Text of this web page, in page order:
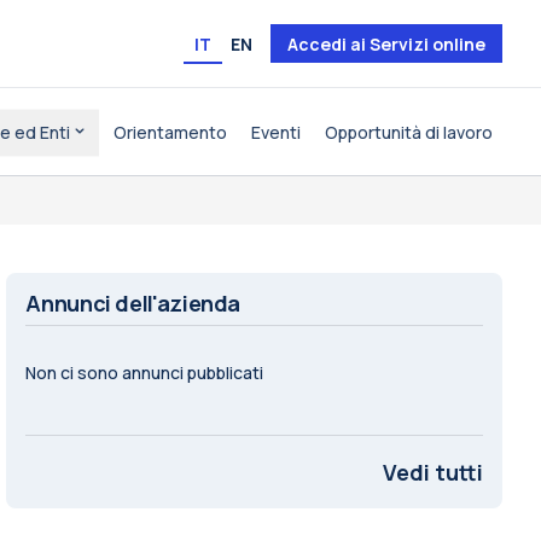
IT EN Accedi ai Servizi online
ed Enti Orientamento Eventi Opportunità di lavoro
Annunci dell'azienda
Non ci sono annunci pubblicati
Vedi tutti